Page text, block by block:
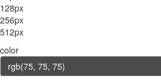
128px
256px
512px
color